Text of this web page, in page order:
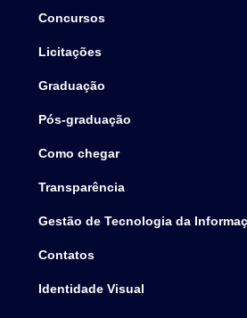
Concursos
Licitações
Graduação
Pós-graduação
Como chegar
Transparência
Gestão de Tecnologia da
Contatos
Identidade Visual